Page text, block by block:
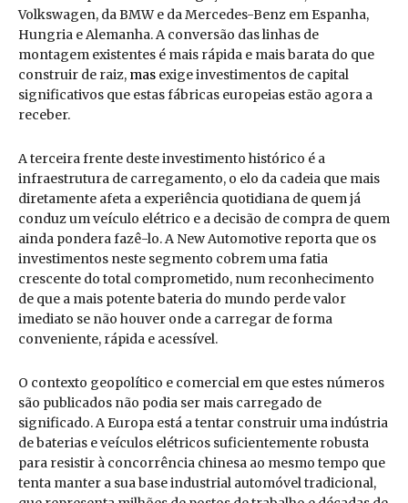
Volkswagen, da BMW e da Mercedes-Benz em Espanha,
Hungria e Alemanha. A conversão das linhas de
montagem existentes é mais rápida e mais barata do que
construir de raiz, mas exige investimentos de capital
significativos que estas fábricas europeias estão agora a
receber.
A terceira frente deste investimento histórico é a
infraestrutura de carregamento, o elo da cadeia que mais
diretamente afeta a experiência quotidiana de quem já
conduz um veículo elétrico e a decisão de compra de quem
ainda pondera fazê-lo. A New Automotive reporta que os
investimentos neste segmento cobrem uma fatia
crescente do total comprometido, num reconhecimento
de que a mais potente bateria do mundo perde valor
imediato se não houver onde a carregar de forma
conveniente, rápida e acessível.
O contexto geopolítico e comercial em que estes números
são publicados não podia ser mais carregado de
significado. A Europa está a tentar construir uma indústria
de baterias e veículos elétricos suficientemente robusta
para resistir à concorrência chinesa ao mesmo tempo que
tenta manter a sua base industrial automóvel tradicional,